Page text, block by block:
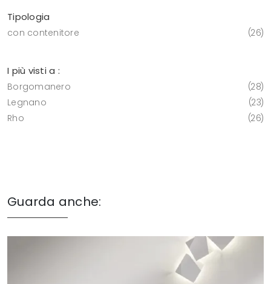
Tipologia
con contenitore 26
I più visti a :
Borgomanero
28
Legnano
23
Rho
26
Guarda anche: